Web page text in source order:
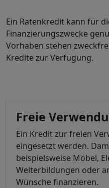
Ein Ratenkredit kann für
Finanzierungszwecke
Vorhaben stehen
Kredite zur Verfügung.
Freie
Ein Kredit zur freien
eingesetzt werden.
beispielsweise Möbel,
Weiterbildungen oder
Wünsche finanzieren.